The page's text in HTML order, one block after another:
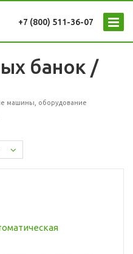
+7 (800) 511-36-07
банок /
машины, оборудование